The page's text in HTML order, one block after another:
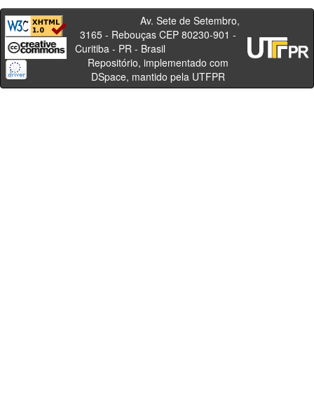
Av. Sete de Setembro,
3165 - Rebouças CEP 80230-901 -
Curitiba - PR - Brasil
Repositório, implementado com
DSpace, mantido pela UTFPR